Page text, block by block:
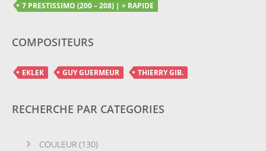
7 PRESTISSIMO (200 – 208) | + RAPIDE
COMPOSITEURS
EKLEK GUY GUERMEUR THIERRY GIB.
RECHERCHE PAR CATEGORIES
COULEUR (130)